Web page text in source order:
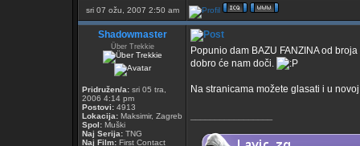
sri 07 ožu, 2007 2:50 am
Shadowmaster
Über Trekkie
Pridružen/a: sri 05 tra,
2006 4:14 pm
Postovi: 4913
Lokacija: Maksimir, Zagreb
Spol: Muški
Naj Serija: TNG
Naj Film: First Contact
Popunio dam BAZU FANZINA od
dobro će nam doči.
Na stranicama možete glasati i u